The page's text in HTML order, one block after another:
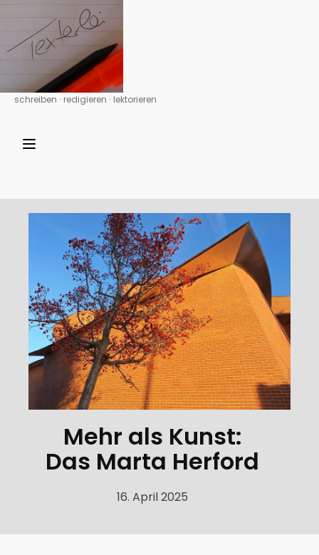
schreiben ∙ redigieren ∙ lektorieren
Mehr als Kunst:
Das Marta Herford
16. April 2025